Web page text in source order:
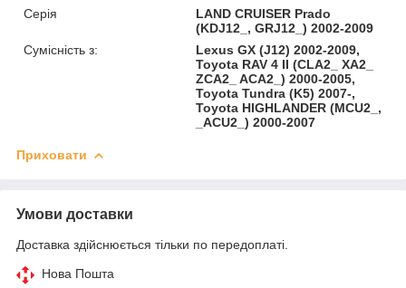
Серія
LAND CRUISER Prado
(KDJ12_, GRJ12_) 2002-2009
Сумісність з:
Lexus GX (J12) 2002-2009,
Toyota RAV 4 II (CLA2_ XA2_
ZCA2_ ACA2_) 2000-2005,
Toyota Tundra (K5) 2007-,
Toyota HIGHLANDER (MCU2_,
_ACU2_) 2000-2007
Приховати
Умови доставки
Доставка здійснюється тільки по передоплаті.
Нова Пошта